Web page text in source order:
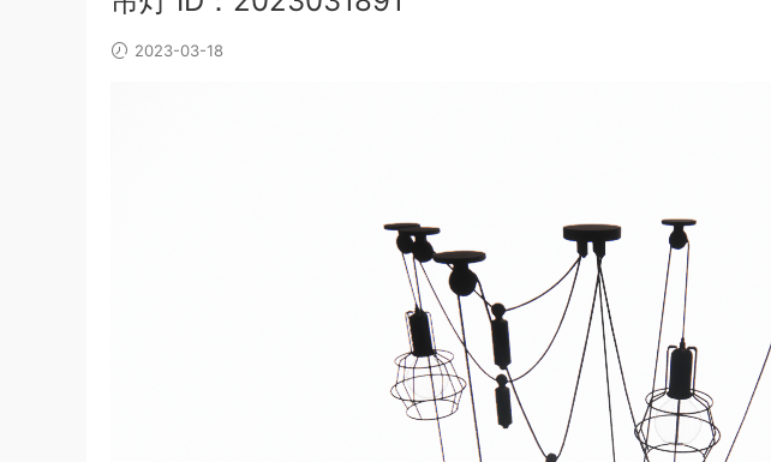
2023-03-18